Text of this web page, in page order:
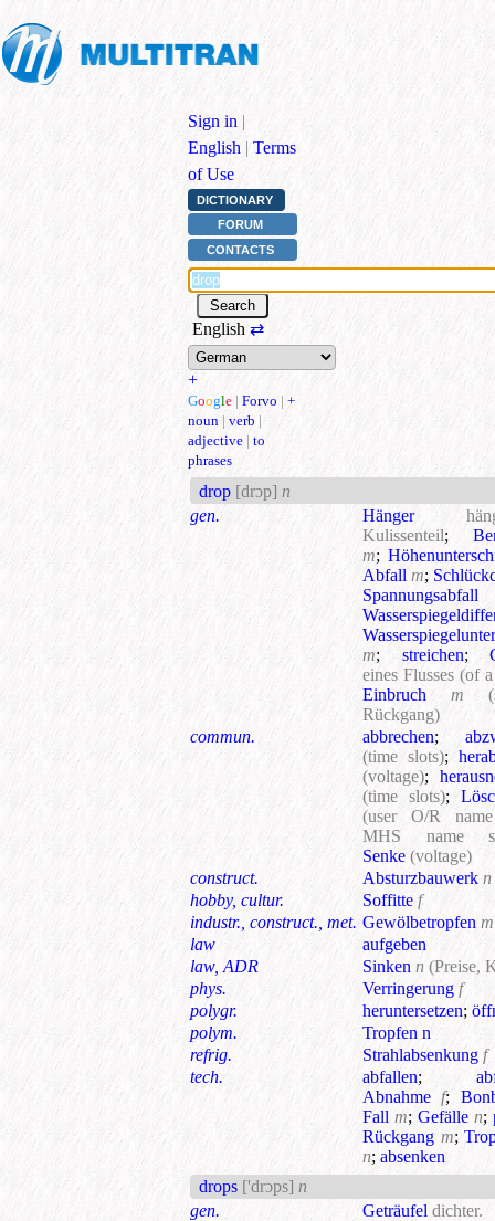
Sign in |
English | Terms
of Use
DICTIONARY
FORUM
CONTACTS
English ⇄
+
Google | Forvo | +
noun | verb |
adjective | to
phrases
drop [drɔp] n
gen.
Hänger
Kulissenteil;
m;
Abfall m;
Spannungsabfall
m; streichen;
eines Flusses (of
Einbruch
m
Rückgang)
commun.
abbrechen;
(time slots);
(voltage);
(time slots);
(user O/R
MHS name
Senke (voltage)
construct.
Absturzbauwerk n
hobby, cultur.
Soffitte f
industr., construct., met. Gewölbetropfen m
law
aufgeben
law, ADR
Sinken n (Preise,
phys.
Verringerung f
polygr.
heruntersetzen;
polym.
Tropfen n
refrig.
Strahlabsenkung f
tech.
abfallen;
Abnahme f;
Fall m; Gefälle n;
Rückgang m;
n; absenken
drops ['drɔps] n
gen.
Geträufel dichter.